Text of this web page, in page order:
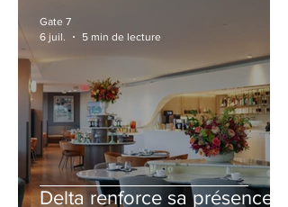
Delta renforce sa présence à
Gate 7
6 juil.
5 min de lecture